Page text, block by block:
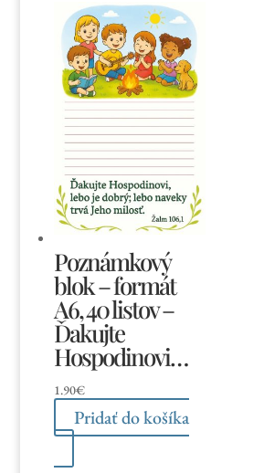
Poznámkový
blok – formát
A6, 40 listov –
Ďakujte
Hospodinovi…
1.90€
Pridať do košíka